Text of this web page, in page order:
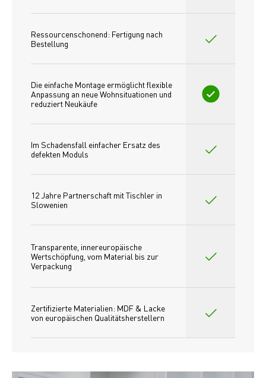
Ressourcenschonend: Fertigung nach
Bestellung
Die einfache Montage ermöglicht flexible
Anpassung an neue Wohnsituationen und
reduziert Neukäufe
Im Schadensfall einfacher Ersatz des
defekten Moduls
12 Jahre Partnerschaft mit Tischler in
Slowenien
Transparente, innereuropäische
Wertschöpfung, vom Material bis zur
Verpackung
Zertifizierte Materialien: MDF & Lacke
von europäischen Qualitätsherstellern